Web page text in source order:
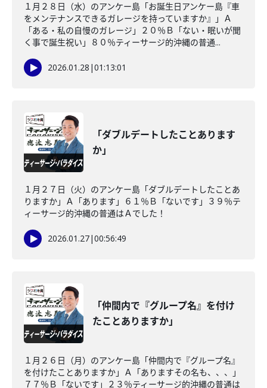
１月２８日（水）のアンケー島「お誕生日アンケー島『車
をメンテナンスできるガレージを持っていますか』」Ａ
「ある・私の自慢のガレージ」２０％Ｂ「ない・眠いが聞
く事で誕生祝い」８０％ティーサージ的沖縄の普通...
2026.01.28 |01:13:01
「ダブルデートしたことあります
か」
１月２７日（火）のアンケー島「ダブルデートしたことあ
りますか」Ａ「あります」６１％Ｂ「ないです」３９％テ
ィーサージ的沖縄の普通はＡでした！
2026.01.27|00:56:49
「仲間内で『グループ名』を付け
たことありますか」
１月２６日（月）のアンケー島「仲間内で『グループ名』
を付けたことありますか」Ａ「ありますその名も、、、」
７７％Ｂ「ないです」２３％ティーサージ的沖縄の普通は